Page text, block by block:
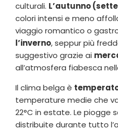
culturali. L’autunno
colori intensi e meno
viaggio romantico o
l’inverno, seppur più
suggestivo grazie ai
all’atmosfera fiabesca
Il clima belga è
temperature medie che
22°C in estate. Le piogge
distribuite durante tutto